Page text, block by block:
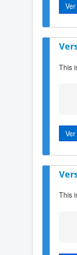
This
This